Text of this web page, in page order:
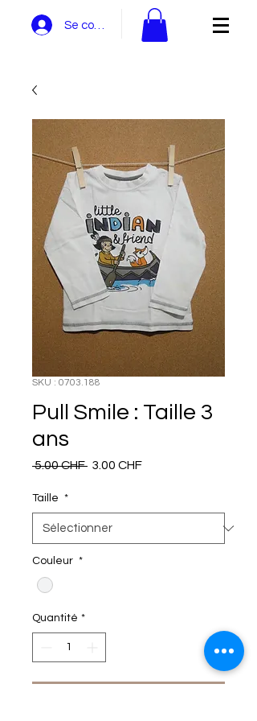
Se connecter
SKU : 0703.188
Pull Smile : Taille 3
ans
5.00 CHF Prix
3.00 CHFPrix
Taille *
Couleur *
Quantité *